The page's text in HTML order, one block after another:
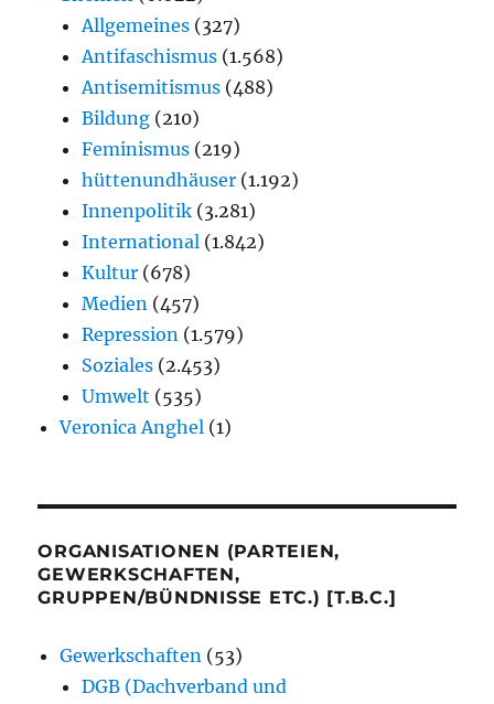
Allgemeines (327)
Antifaschismus (1.568)
Antisemitismus (488)
Bildung (210)
Feminismus (219)
hüttenundhäuser (1.192)
Innenpolitik (3.281)
International (1.842)
Kultur (678)
Medien (457)
Repression (1.579)
Soziales (2.453)
Umwelt (535)
Veronica Anghel (1)
ORGANISATIONEN (PARTEIEN,
GEWERKSCHAFTEN,
GRUPPEN/BÜNDNISSE ETC.) [T.B.C.]
Gewerkschaften (53)
DGB (Dachverband und